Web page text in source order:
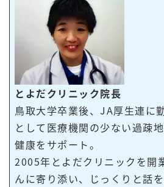
とよだクリニック院長
鳥取大学卒業後、JA厚生連に
として医療機関の少ない過疎
健康をサポート。
2005年とよだクリニックを開
んに寄り添い、じっくりと話